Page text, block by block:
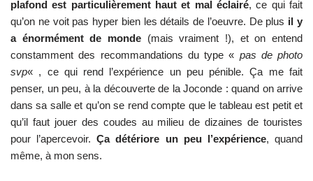
plafond est particulièrement haut et mal éclairé, ce qui fait
qu’on ne voit pas hyper bien les détails de l’oeuvre. De plus il y
a énormément de monde (mais vraiment !), et on entend
constamment des recommandations du type « pas de photo
svp« , ce qui rend l’expérience un peu pénible. Ça me fait
penser, un peu, à la découverte de la Joconde : quand on arrive
dans sa salle et qu’on se rend compte que le tableau est petit et
qu’il faut jouer des coudes au milieu de dizaines de touristes
pour l’apercevoir.Ça détériore un peu l’expérience, quand
même, à mon sens.